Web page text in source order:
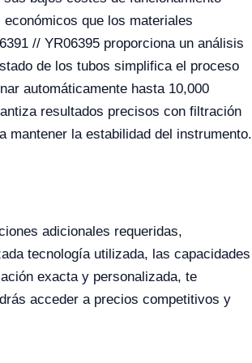
que los materiales
// YR06395 proporciona un análisis
de los tubos simplifica el proceso
automáticamente hasta 10,000
resultados precisos con filtración
mantener la estabilidad del instrumento.
adicionales requeridas,
tecnología utilizada, las capacidades
exacta y personalizada, te
acceder a precios competitivos y